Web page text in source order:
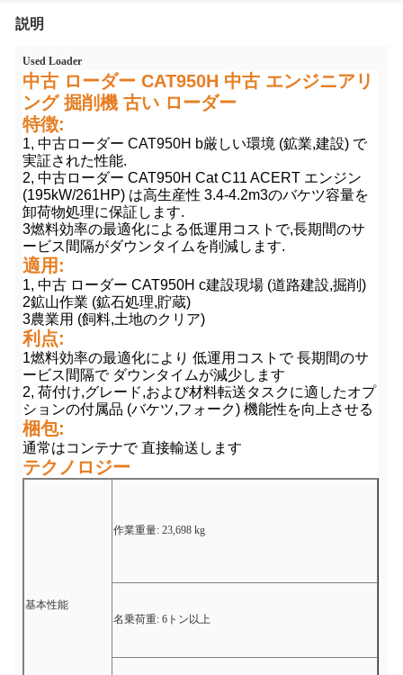
説明
Used Loader
中古 ローダー CAT950H 中古 エンジニアリ
ング 掘削機 古い ローダー
特徴:
1, 中古ローダー CAT950H b厳しい環境 (鉱業,建設) で
実証された性能.
2, 中古ローダー CAT950H Cat C11 ACERT エンジン
(195kW/261HP) は高生産性 3.4-4.2m3のバケツ容量を
卸荷物処理に保証します.
3燃料効率の最適化による低運用コストで,長期間のサ
ービス間隔がダウンタイムを削減します.
適用:
1, 中古 ローダー CAT950H c建設現場 (道路建設,掘削)
2鉱山作業 (鉱石処理,貯蔵)
3農業用 (飼料,土地のクリア)
利点:
1燃料効率の最適化により 低運用コストで 長期間のサ
ービス間隔で ダウンタイムが減少します
2, 荷付け,グレード,および材料転送タスクに適したオプ
ションの付属品 (バケツ,フォーク) 機能性を向上させる
梱包:
通常はコンテナで 直接輸送します
テクノロジー
基本性能
作業重量: 23,698 kg
名乗荷重: 6トン以上